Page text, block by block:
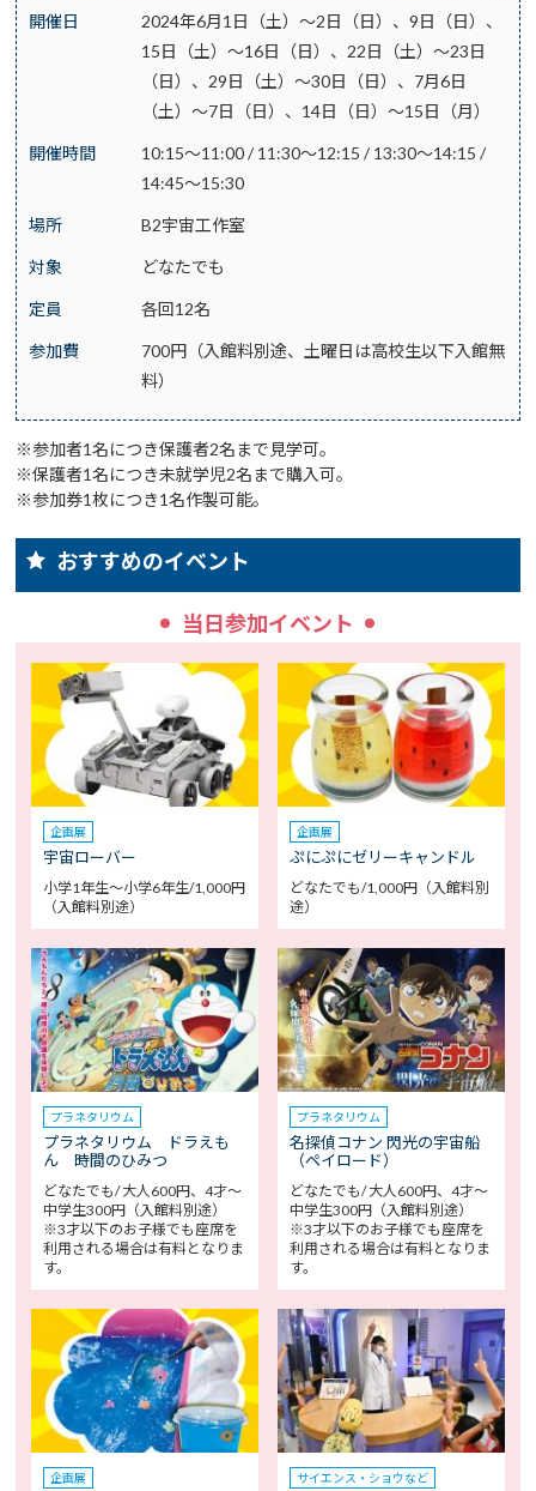
開催日
2024年6月1日（土）～2日（日）、9日（日）、
15日（土）～16日（日）、22日（土）～23日
（日）、29日（土）～30日（日）、7月6日
（土）～7日（日）、14日（日）～15日（月）
開催時間
10:15～11:00 / 11:30～12:15 / 13:30～14:15 /
14:45～15:30
場所 B2宇宙工作室
対象 どなたでも
定員 各回12名
参加費
700円（入館料別途、土曜日は高校生以下入館無
料）
※参加者1名につき保護者2名まで見学可。
※保護者1名につき未就学児2名まで購入可。
※参加券1枚につき1名作製可能。
おすすめのイベント
当日参加イベント
企画展
宇宙ローバー
小学1年生～小学6年生/1,000円
（入館料別途）
企画展
ぷにぷにゼリーキャンドル
どなたでも/1,000円（入館料別
途）
プラネタリウム
プラネタリウム ドラえも
ん 時間のひみつ
どなたでも/ 大人600円、4才～
中学生300円（入館料別途）
※3才以下のお子様でも座席を
利用される場合は有料となりま
す。
プラネタリウム
名探偵コナン 閃光の宇宙船
（ペイロード）
どなたでも/ 大人600円、4才～
中学生300円（入館料別途）
※3才以下のお子様でも座席を
利用される場合は有料となりま
す。
企画展 サイエンス・ショウなど